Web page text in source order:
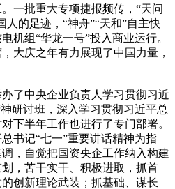
一批重大专项捷报频传，“天问
人的足迹，“神舟”“天和”自主快
机组“华龙一号”投入商业运行。
大庆之年有力展现了中国力量，
了中央企业负责人学习贯彻习近
研讨班，深入学习贯彻习近平总
下半年工作也进行了专门部署。
书记“七一”重要讲话精神为指
，自觉把国资央企工作纳入构建
，苦干实干、积极进取，抓首
创新理论武装；抓基础、谋长